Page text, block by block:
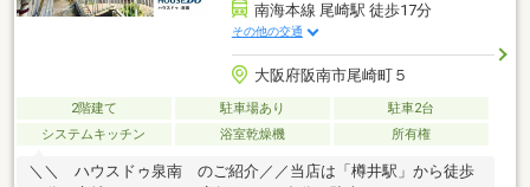
南海本線 尾崎駅 徒歩17分
その他の交通
大阪府阪南市尾崎町５
2階建て 駐車場あり
駐車2台
システムキッチン
浴室乾燥機 所有権
＼＼ ハウスドゥ泉南 のご紹介／／当店は「樽井駅」から徒歩